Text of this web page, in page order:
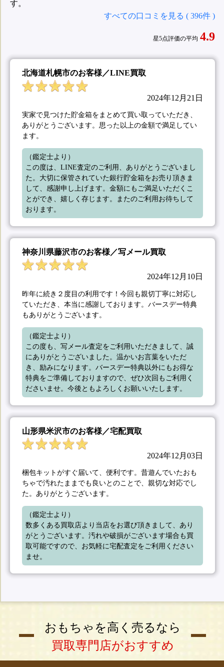
す。
すべての口コミを見る ( 396件 )
星5点評価の平均 4.9
北海道札幌市のお客様／LINE買取
2024年12月21日
実家で見つけた貯金箱をまとめて買い取っていただき、
ありがとうございます。思った以上の金額で満足してい
ます。
（鑑定士より）
この度は、LINE査定のご利用、ありがとうございまし
た。大切に保管されていた銀行貯金箱をお売り頂きま
して、感謝申し上げます。金額にもご満足いただくこ
とができ、嬉しく存じます。またのご利用お待ちして
おります。
神奈川県藤沢市のお客様／写メール買取
2024年12月10日
昨年に続き２度目の利用です！今回も親切丁寧に対応し
ていただき、本当に感謝しております。バースデー特典
もありがとうございます。
（鑑定士より）
この度も、写メール査定をご利用いただきまして、誠
にありがとうございました。温かいお言葉をいただ
き、励みになります。バースデー特典以外にもお得な
特典をご準備しておりますので、ぜひ次回もご利用く
ださいませ。今後ともよろしくお願いいたします。
山形県米沢市のお客様／宅配買取
2024年12月03日
梱包キットがすぐ届いて、便利です。昔遊んでいたおも
ちゃで汚れたままでも良いとのことで、親切な対応でし
た。ありがとうございます。
（鑑定士より）
数多くある買取店より当店をお選び頂きまして、あり
がとうございます。汚れや破損がございます場合も買
取可能ですので、お気軽に宅配査定をご利用ください
ませ。
おもちゃを高く売るなら
買取専門店がおすすめ